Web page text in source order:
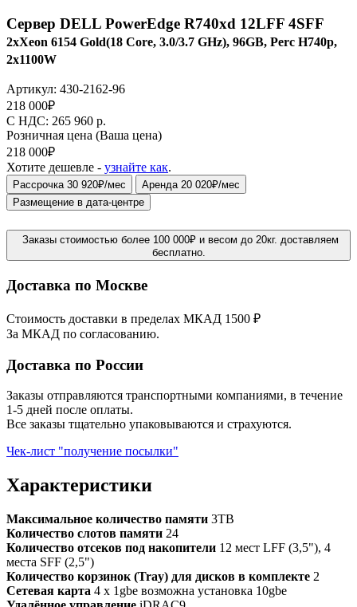
Сервер DELL PowerEdge R740xd 12LFF 4SFF
2xXeon 6154 Gold(18 Core, 3.0/3.7 GHz), 96GB, Perc H740p,
2x1100W
Артикул: 430-2162-96
218 000₽
C НДС: 265 960 р.
Розничная цена (Ваша цена)
218 000₽
Хотите дешевле - узнайте как.
Рассрочка 30 920₽/мес
Аренда 20 020₽/мес
Размещение в дата-центре
Заказы стоимостью более 100 000₽ и весом до 20кг. доставляем
бесплатно.
Доставка по Москве
Стоимость доставки в пределах МКАД 1500 ₽
За МКАД по согласованию.
Доставка по России
Заказы отправляются транспортными компаниями, в течение
1-5 дней после оплаты.
Все заказы тщательно упаковываются и страхуются.
Чек-лист "получение посылки"
Характеристики
Максимальное количество памяти 3TB
Количество слотов памяти 24
Количество отсеков под накопители 12 мест LFF (3,5"), 4
места SFF (2,5")
Количество корзинок (Tray) для дисков в комплекте 2
Сетевая карта 4 x 1gbe возможна установка 10gbe